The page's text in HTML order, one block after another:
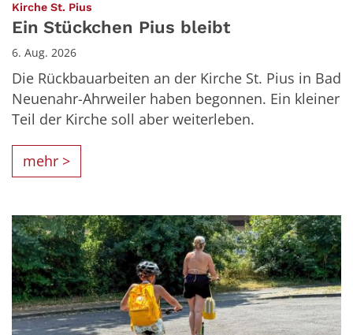
Kirche St. Pius
Ein Stückchen Pius bleibt
6. Aug. 2026
Die Rückbauarbeiten an der Kirche St. Pius in Bad
Neuenahr-Ahrweiler haben begonnen. Ein kleiner
Teil der Kirche soll aber weiterleben.
mehr >